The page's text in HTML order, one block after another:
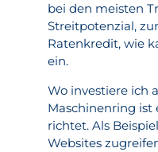
bei den meisten
Streitpotenzial,
Ratenkredit, wie
ein.
Wo investiere ich
Maschinenring ist
richtet. Als
Websites